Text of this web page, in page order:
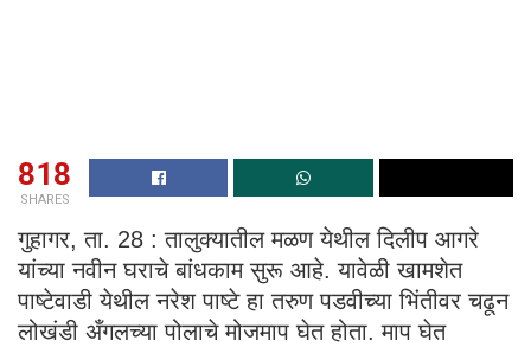
818
SHARES
गुहागर, ता. 28 : तालुक्यातील मळण येथील दिलीप आगरे
यांच्या नवीन घराचे बांधकाम सुरू आहे. यावेळी खामशेत
पाष्टेवाडी येथील नरेश पाष्टे हा तरुण पडवीच्या भिंतीवर चढून
लोखंडी अँगलच्या पोलाचे मोजमाप घेत होता. माप घेत